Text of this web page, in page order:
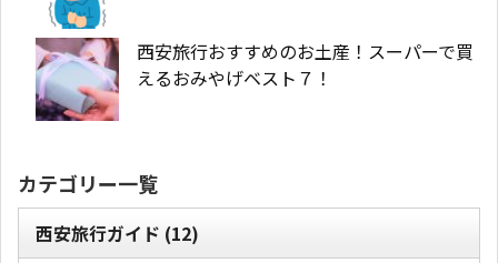
西安旅行おすすめのお土産！スーパーで買
えるおみやげベスト７！
カテゴリー一覧
西安旅行ガイド (12)